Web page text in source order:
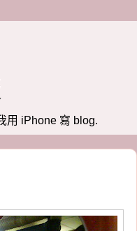
用 iPhone 寫 blog.